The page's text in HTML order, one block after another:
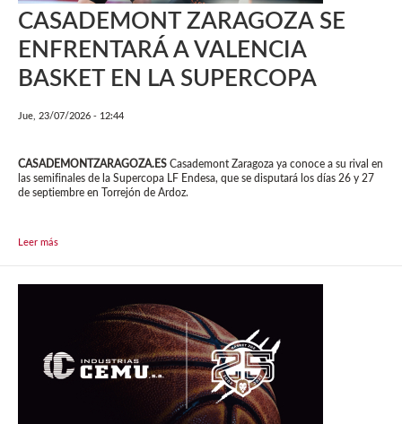
CASADEMONT ZARAGOZA SE
ENFRENTARÁ A VALENCIA
BASKET EN LA SUPERCOPA
Jue, 23/07/2026 - 12:44
CASADEMONTZARAGOZA.ES Casademont Zaragoza ya conoce a su rival en
las semifinales de la Supercopa LF Endesa, que se disputará los días 26 y 27
de septiembre en Torrejón de Ardoz.
Leer más